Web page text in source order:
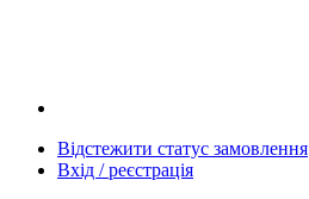
Відстежити статус замовлення
Вхід / реєстрація